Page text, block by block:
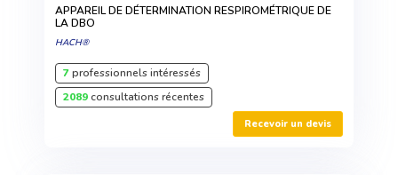
APPAREIL DE DÉTERMINATION RESPIROMÉTRIQUE DE
LA DBO
HACH®
7professionnels intéressés
2089consultations récentes
Recevoir un devis